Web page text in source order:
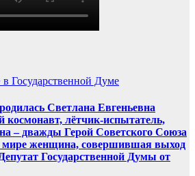
Государственной Думе
Светлана Евгеньевна
космонавт, лётчик-испытатель,
– дважды Герой Советского Союза
мире женщина, совершившая выход
Государственной Думы от